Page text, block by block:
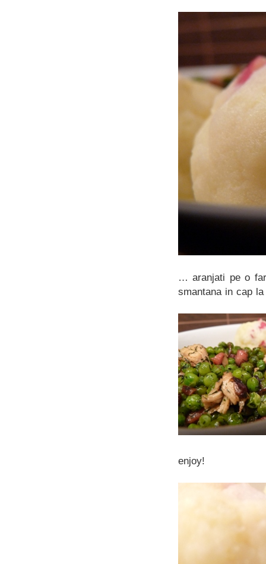
… aranjati pe o
smantana in cap
enjoy!